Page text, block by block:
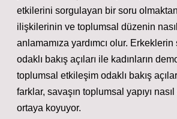
etkilerini sorgulayan bir soru
ilişkilerinin ve toplumsal düzenin
anlamamıza yardımcı olur.
odaklı bakış açıları ile kadınların
toplumsal etkileşim odaklı bakış
farklar, savaşın toplumsal yapıyı
ortaya koyuyor.